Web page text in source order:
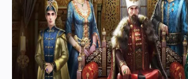
War and Order